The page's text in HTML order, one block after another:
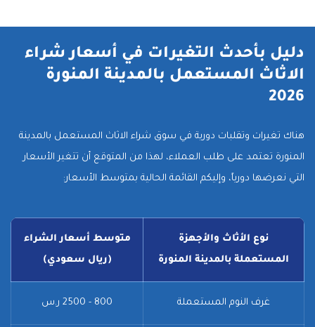
دليل بأحدث التغيرات في أسعار شراء
الاثاث المستعمل بالمدينة المنورة
2026
هناك تغيرات وتقلبات دورية في سوق شراء الاثاث المستعمل بالمدينة
المنورة تعتمد على طلب العملاء، لهذا من المتوقع أن تتغير الأسعار
التي نعرضها دورياً، وإليكم القائمة الحالية بمتوسط الأسعار:
نوع الأثاث والأجهزة
المستعملة بالمدينة المنورة
متوسط أسعار الشراء
(ريال سعودي)
غرف النوم المستعملة 800 - 2500 ر.س